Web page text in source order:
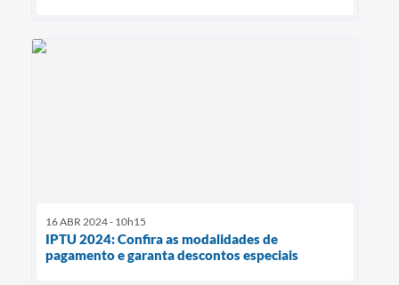
16 ABR 2024 - 10h15
IPTU 2024: Confira as modalidades de
pagamento e garanta descontos especiais